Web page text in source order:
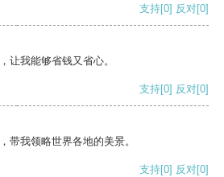
支持[0] 反对[0]
让我能够省钱又省心。
支持[0] 反对[0]
带我领略世界各地的美景。
支持[0] 反对[0]